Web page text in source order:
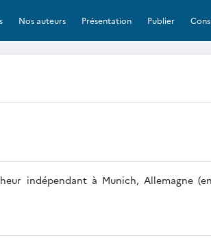
Nos auteurs Présentation Publier
indépendant à Munich, Allemagne